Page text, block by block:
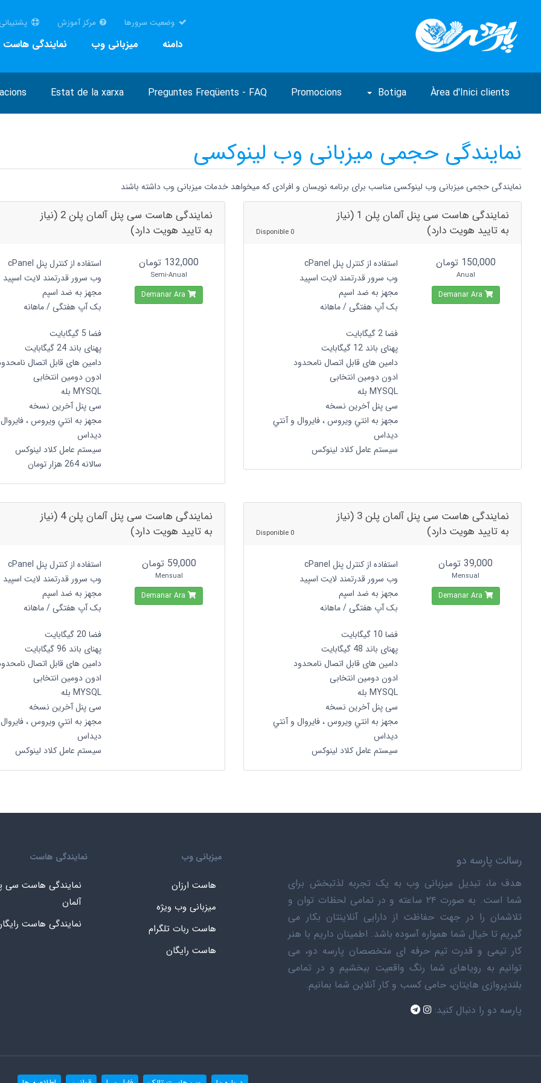
نمایندگی هاست میزبانی وب دامنه
پشتیبانی مرکز آموزش وضعیت سرورها
Àrea d'Inici clients
Botiga
Promocions
Preguntes Freqüents - FAQ
Estat de la xarxa
نمایندگی حجمی میزبانی وب لینوکسی
نمایندگی حجمی میزبانی وب لینوکسی مناسب برای برنامه نویسان و افرادی که میخواهد خدمات میزبانی وب داشته باشند
نمایندگی هاست سی پنل آلمان پلن 1 (نیاز
به تایید هویت دارد)
0 Disponible
استفاده از کنترل پنل cPanel
وب سرور قدرتمند لایت اسپید
مجهز به ضد اسپم
بک آپ هفتگی / ماهانه
فضا 2 گیگابایت
پهنای باند 12 گیگابایت
دامین های قابل اتصال نامحدود
ادون دومین انتخابی
MYSQL بله
سی پنل آخرین نسخه
مجهز به انتي ويروس ، فايروال و آنتي
ديداس
سیستم عامل کلاد لینوکس
150,000 تومان
Anual
نمایندگی هاست سی پنل آلمان پلن 2 (نیاز
به تایید هویت دارد)
استفاده از کنترل پنل cPanel
وب سرور قدرتمند لایت اسپید
مجهز به ضد اسپم
بک آپ هفتگی / ماهانه
فضا 5 گیگابایت
پهنای باند 24 گیگابایت
دامین های قابل اتصال
ادون دومین انتخابی
MYSQL بله
سی پنل آخرین نسخه
مجهز به انتي ويروس ،
ديداس
سیستم عامل کلاد لینوکس
سالانه 264 هزار تومان
132,000 تومان
Semi-Anual
Demanar Ara
نمایندگی هاست سی پنل آلمان پلن 3 (نیاز
به تایید هویت دارد)
0 Disponible
استفاده از کنترل پنل cPanel
وب سرور قدرتمند لایت اسپید
مجهز به ضد اسپم
بک آپ هفتگی / ماهانه
فضا 10 گیگابایت
پهنای باند 48 گیگابایت
دامین های قابل اتصال نامحدود
ادون دومین انتخابی
MYSQL بله
سی پنل آخرین نسخه
مجهز به انتي ويروس ، فايروال و آنتي
ديداس
سیستم عامل کلاد لینوکس
39,000 تومان
Mensual
نمایندگی هاست سی پنل آلمان پلن 4 (نیاز
به تایید هویت دارد)
استفاده از کنترل پنل cPanel
وب سرور قدرتمند لایت اسپید
مجهز به ضد اسپم
بک آپ هفتگی / ماهانه
فضا 20 گیگابایت
پهنای باند 96 گیگابایت
دامین های قابل اتصال
ادون دومین انتخابی
MYSQL بله
سی پنل آخرین نسخه
مجهز به انتي ويروس ،
ديداس
سیستم عامل کلاد لینوکس
59,000 تومان
Mensual
Demanar Ara
رسالت پارسه دو
هدف ما، تبدیل میزبانی وب به یک تجربه لذتبخش برای
شما است. به صورت ۲۴ ساعته و در تمامی لحظات توان و
تلاشمان را در جهت حفاظت از دارایی آنلاینتان بکار می
گیریم تا خیال شما همواره آسوده باشد. اطمینان داریم با هنر
کار تیمی و قدرت تیم حرفه ای متخصصان پارسه دو، می
توانیم به رویاهای شما رنگ واقعیت ببخشیم و در تمامی
بلندپروازی هایتان، حامی کسب و کار آنلاین شما بمانیم.
پارسه دو را دنبال کنید:
میزبانی وب
هاست ارزان
میزبانی وب ویژه
هاست ربات تلگرام
هاست رایگان
نمایندگی هاست
نمایندگی هاست سی
آلمان
نمایندگی هاست